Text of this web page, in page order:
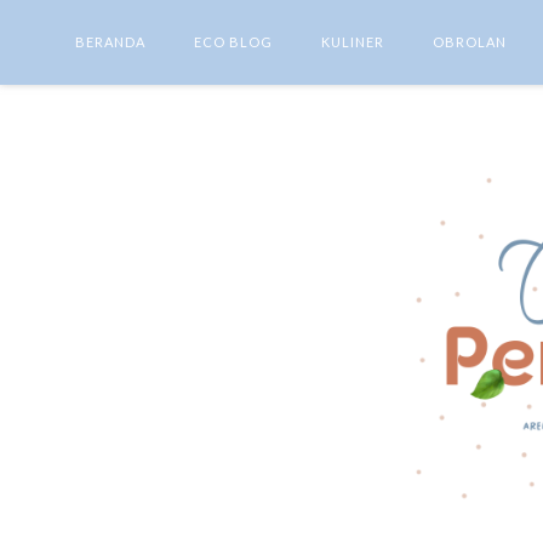
BERANDA ECO BLOG KULINER OBROLAN